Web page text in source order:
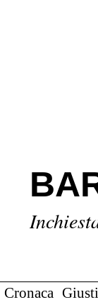
Cronaca